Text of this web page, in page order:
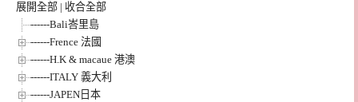
展開全部 | 收合全部
------Bali峇里島
------Frence 法國
------H.K & macaue 港澳
------ITALY 義大利
------JAPEN日本